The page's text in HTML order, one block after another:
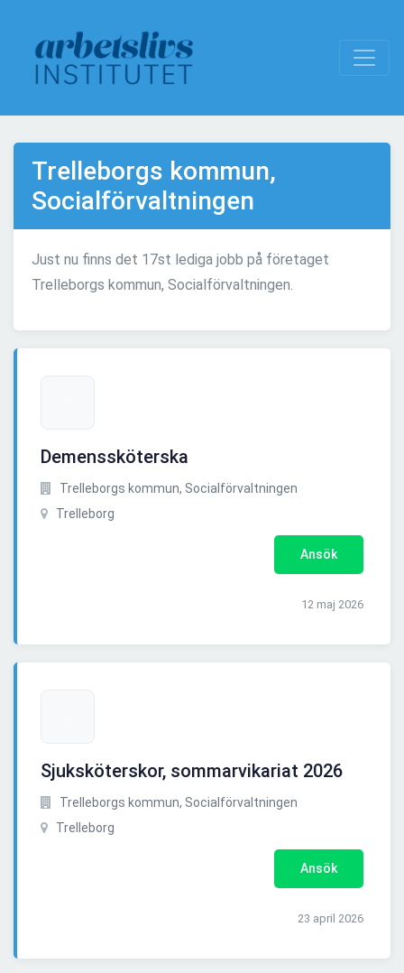
Trelleborgs kommun,
Socialförvaltningen
Just nu finns det 17st lediga jobb på företaget
Trelleborgs kommun, Socialförvaltningen.
Demenssköterska
Trelleborgs kommun, Socialförvaltningen
Trelleborg
Ansök
12 maj 2026
Sjuksköterskor, sommarvikariat 2026
Trelleborgs kommun, Socialförvaltningen
Trelleborg
Ansök
23 april 2026